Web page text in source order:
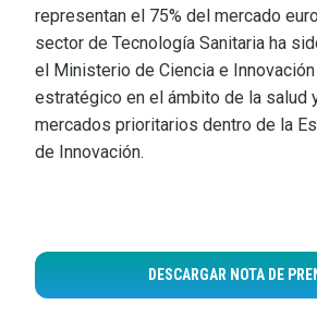
representan el 75% del mercado
sector de Tecnología Sanitaria ha
el Ministerio de Ciencia e
estratégico en el ámbito de la salud
mercados prioritarios dentro de la
de Innovación.
DESCARGAR NOTA DE